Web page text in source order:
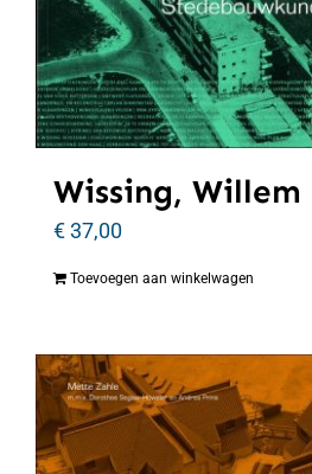
Wissing, Willem
€37,00
Toevoegen aan winkelwagen